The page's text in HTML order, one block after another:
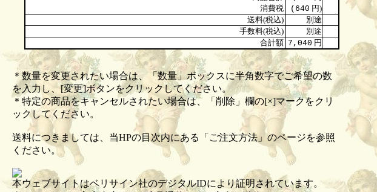
消費税
(640 円)
送料(税込)
別途
手数料(税込)
別途
合計額 7,040 円
＊数量を変更されたい場合は、「数量」ボックスに半角数字でご希望の数
を入力し、[変更]ボタンをクリックしてください。
＊特定の商品をキャンセルされたい場合は、「削除」欄の[×]マークをクリ
ックしてください。
送料につきましては、当HPの目次内にある「ご注文方法」のページを参照
ください。
本ウェブサイトはベリサイン社のデジタルIDにより証明されています。